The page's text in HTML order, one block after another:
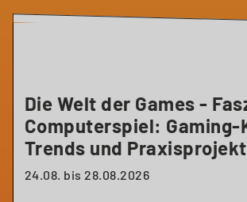
Die Welt der Games -
Computerspiel: Gaming-
Trends und
24.08. bis 28.08.2026